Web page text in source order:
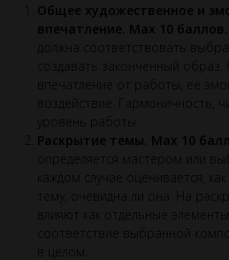
Общее художественное и
впечатление. Max 10 баллов.
должна соответствовать
создавать законченный
впечатление от работы, ее
воздействие. Гармоничность,
уровень работы.
Раскрытие темы. Max 10
определяется мастером или
каждом случае оценивается,
тему, очевидна ли она. На
влияют как отдельные элементы
соответствие выбранной